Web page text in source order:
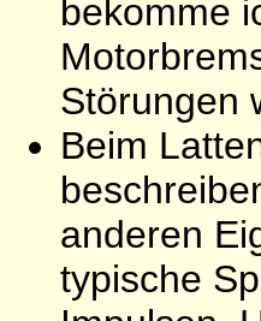
bekomme
Störungen
Beim
anderen
typische